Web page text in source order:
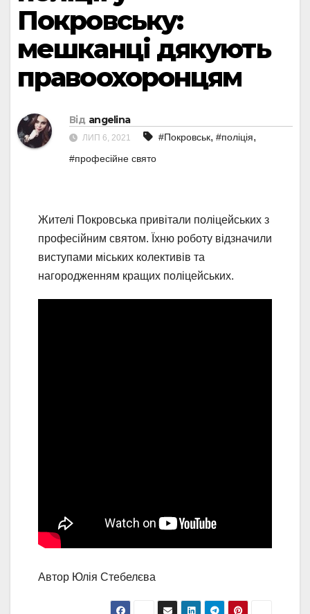
Покровську:
мешканці дякують
правоохоронцям
Від angelina
ЛИП 6, 2021 #Покровськ, #поліція,
#професійне свято
Жителі Покровська привітали поліцейських з
професійним святом. Їхню роботу відзначили
виступами міських колективів та
нагородженням кращих поліцейських.
Автор Юлія Стебелєва